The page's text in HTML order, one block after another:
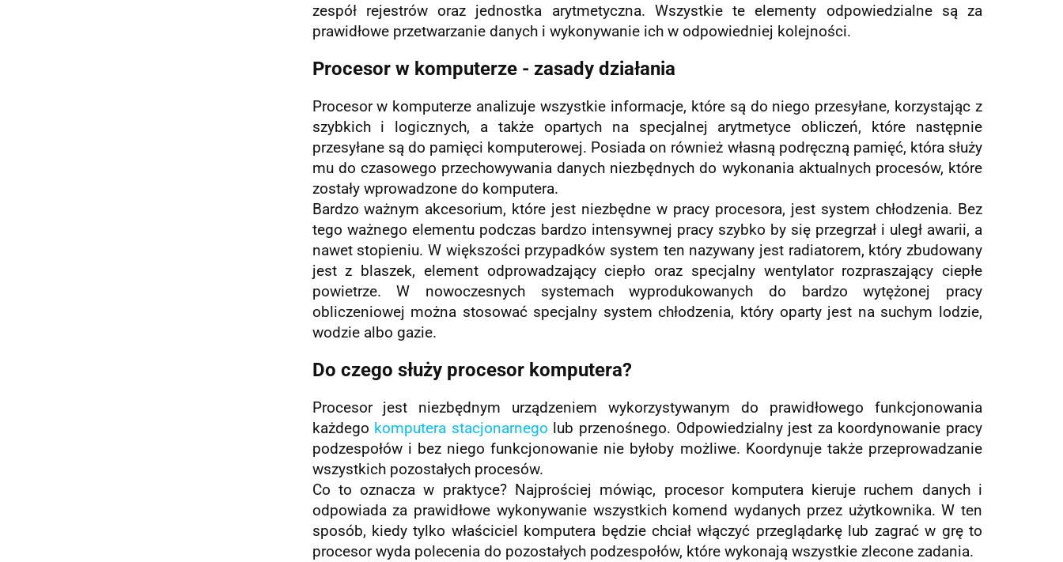
zespół rejestrów oraz jednostka arytmetyczna. Wszystkie te elementy odpowiedzialne są za
prawidłowe przetwarzanie danych i wykonywanie ich w odpowiedniej kolejności.
Procesor w komputerze - zasady działania
Procesor w komputerze analizuje wszystkie informacje, które są do niego przesyłane, korzystając z
szybkich i logicznych, a także opartych na specjalnej arytmetyce obliczeń, które następnie
przesyłane są do pamięci komputerowej. Posiada on również własną podręczną pamięć, która służy
mu do czasowego przechowywania danych niezbędnych do wykonania aktualnych procesów, które
zostały wprowadzone do komputera.
Bardzo ważnym akcesorium, które jest niezbędne w pracy procesora, jest system chłodzenia. Bez
tego ważnego elementu podczas bardzo intensywnej pracy szybko by się przegrzał i uległ awarii, a
nawet stopieniu. W większości przypadków system ten nazywany jest radiatorem, który zbudowany
jest z blaszek, element odprowadzający ciepło oraz specjalny wentylator rozpraszający ciepłe
powietrze. W nowoczesnych systemach wyprodukowanych do bardzo wytężonej pracy
obliczeniowej można stosować specjalny system chłodzenia, który oparty jest na suchym lodzie,
wodzie albo gazie.
Do czego służy procesor komputera?
Procesor jest niezbędnym urządzeniem wykorzystywanym do prawidłowego funkcjonowania
każdego komputera stacjonarnego lub przenośnego. Odpowiedzialny jest za koordynowanie pracy
podzespołów i bez niego funkcjonowanie nie byłoby możliwe. Koordynuje także przeprowadzanie
wszystkich pozostałych procesów.
Co to oznacza w praktyce? Najprościej mówiąc, procesor komputera kieruje ruchem danych i
odpowiada za prawidłowe wykonywanie wszystkich komend wydanych przez użytkownika. W ten
sposób, kiedy tylko właściciel komputera będzie chciał włączyć przeglądarkę lub zagrać w grę to
procesor wyda polecenia do pozostałych podzespołów, które wykonają wszystkie zlecone zadania.